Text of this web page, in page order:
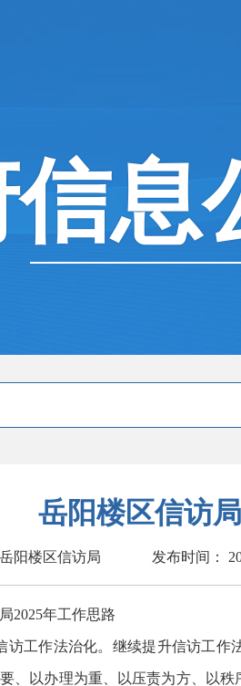
息
岳阳楼区信访
阳楼区信访局 发布时间：
年工作思路
工作法治化。继续提升信访工作
、以办理为重、以压责为方、以